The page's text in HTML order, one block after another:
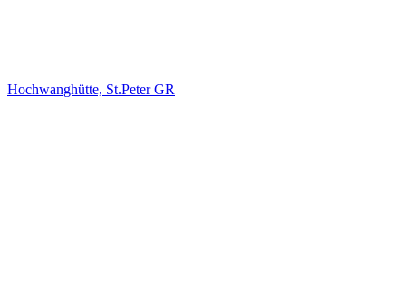
Hochwanghütte, St.Peter GR